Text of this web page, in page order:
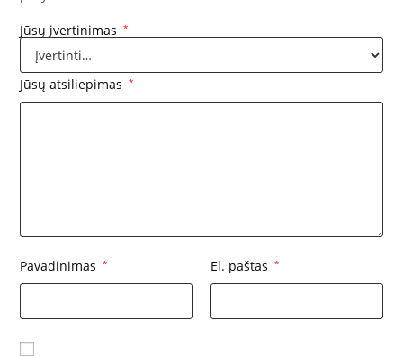
Jūsų įvertinimas *
Jūsų atsiliepimas *
Pavadinimas * El. paštas *